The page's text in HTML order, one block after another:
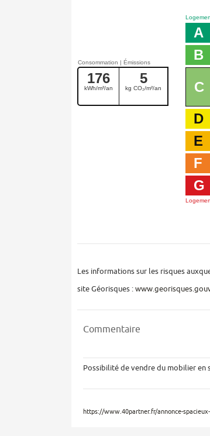
176
kWh/m²/an
5
kg CO₂/m²/an
A
B
C
D
E
F
G
Les informations sur les risques
site Géorisques :
Commentaire
Possibilité de vendre du mobilier en
https://www.40partner.fr/annonce-